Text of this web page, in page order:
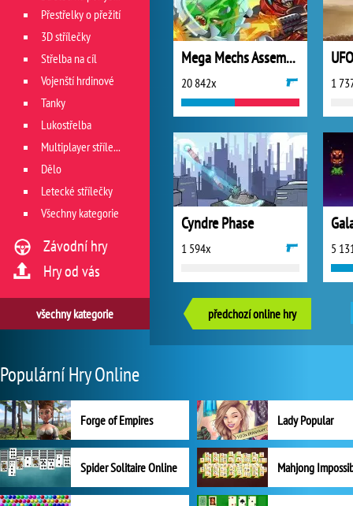
Mega Mechs Assembling
20 842x 1
Cyndre Phase
1 594x 5
předchozí online hry
Přestřelky o přežití
3D střílečky
Střelba na cíl
Vojenští hrdinové
Tanky
Lukostřelba
Multiplayer střílečky
Dělo
Letecké střílečky
Všechny kategorie
Závodní hry
Hry od vás
všechny kategorie
Populární Hry Online
Forge of Empires Lady Popular
Spider Solitaire Online Mahjong